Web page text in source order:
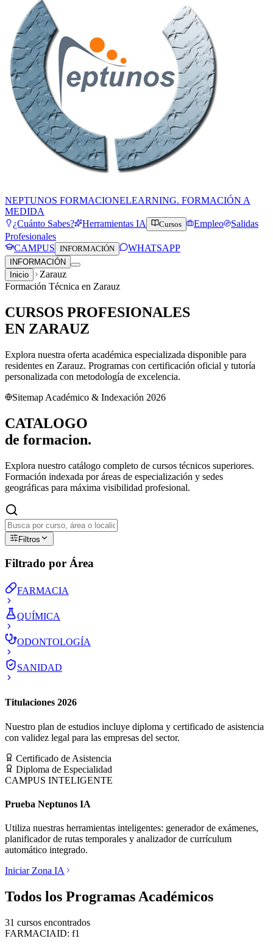
NEPTUNOS FORMACIONELEARNING. FORMACIÓN A
MEDIDA
¿Cuánto Sabes?
Herramientas IA Cursos Empleo
Salidas
Profesionales
CAMPUS INFORMACIÓN WHATSAPP
INFORMACIÓN
Inicio
Zarauz
Formación Técnica en Zarauz
CURSOS PROFESIONALES
EN ZARAUZ
Explora nuestra oferta académica especializada disponible para
residentes en Zarauz. Programas con certificación oficial y tutoría
personalizada con metodología de excelencia.
Sitemap Académico & Indexación 2026
CATALOGO
de formacion.
Explora nuestro catálogo completo de cursos técnicos superiores.
Formación indexada por áreas de especialización y sedes
geográficas para máxima visibilidad profesional.
Filtros
Filtrado por Área
FARMACIA
QUÍMICA
ODONTOLOGÍA
SANIDAD
Titulaciones 2026
Nuestro plan de estudios incluye diploma y certificado de asistencia
con validez legal para las empresas del sector.
Certificado de Asistencia
Diploma de Especialidad
CAMPUS INTELIGENTE
Prueba Neptunos IA
Utiliza nuestras herramientas inteligentes: generador de exámenes,
planificador de rutas temporales y analizador de currículum
automático integrado.
Iniciar Zona IA
Todos los Programas Académicos
31 cursos encontrados
FARMACIAID: f1